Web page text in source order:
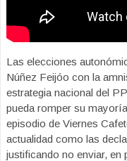
Las elecciones
Núñez Feijóo con la
estrategia nacional del
pueda romper su
episodio de Viernes
actualidad como las
justificando no enviar, en